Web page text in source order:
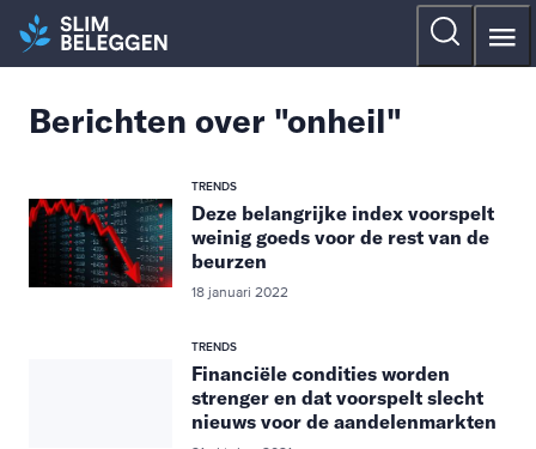
Berichten over "onheil"
TRENDS
Deze belangrijke index voorspelt
weinig goeds voor de rest van de
beurzen
18 januari 2022
TRENDS
Financiële condities worden
strenger en dat voorspelt slecht
nieuws voor de aandelenmarkten